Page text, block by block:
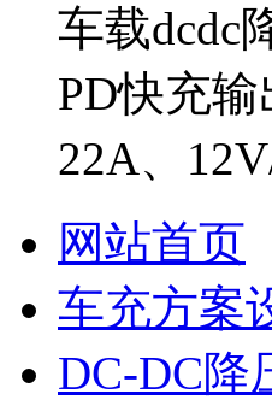
车载dcdc
PD快充
22A、
网站首页
车充方案
DC-DC降